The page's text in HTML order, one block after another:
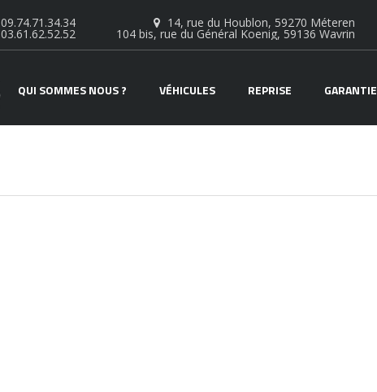
14, rue du Houblon, 59270 Méteren
104 bis, rue du Général Koenig, 59136 Wavrin
09.74.71.34.34
03.61.62.52.52
QUI SOMMES NOUS ? VÉHICULES REPRISE GARANTIE